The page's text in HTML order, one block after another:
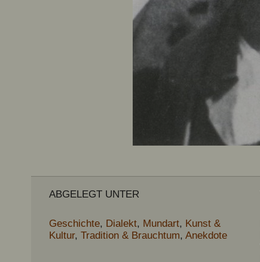
ABGELEGT UNTER
Geschichte, Dialekt, Mundart, Kunst &
Kultur, Tradition & Brauchtum, Anekdote